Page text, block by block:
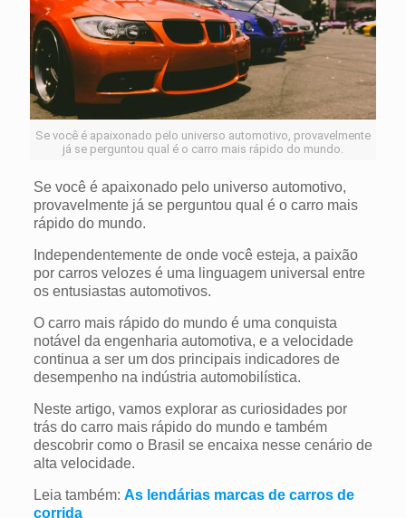
Se você é apaixonado pelo universo automotivo, provavelmente
já se perguntou qual é o carro mais rápido do mundo.
Se você é apaixonado pelo universo automotivo,
provavelmente já se perguntou qual é o carro mais
rápido do mundo.
Independentemente de onde você esteja, a paixão
por carros velozes é uma linguagem universal entre
os entusiastas automotivos.
O carro mais rápido do mundo é uma conquista
notável da engenharia automotiva, e a velocidade
continua a ser um dos principais indicadores de
desempenho na indústria automobilística.
Neste artigo, vamos explorar as curiosidades por
trás do carro mais rápido do mundo e também
descobrir como o Brasil se encaixa nesse cenário de
alta velocidade.
Leia também: As lendárias marcas de carros de
corrida